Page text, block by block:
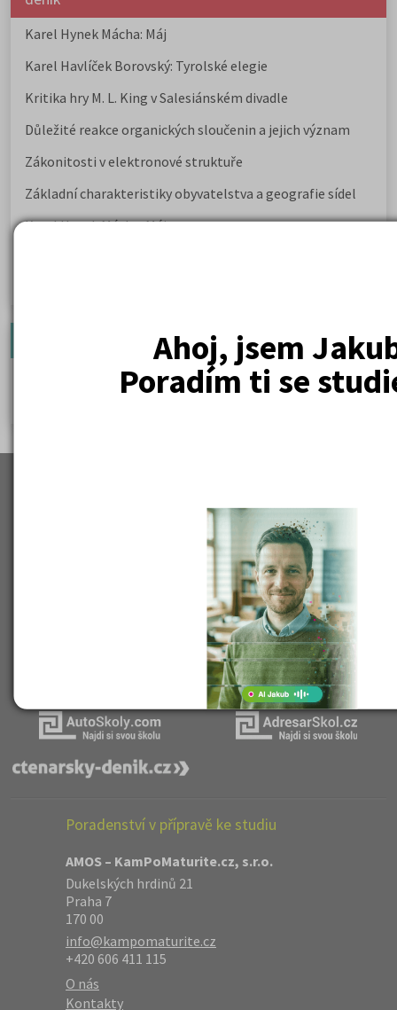
Ahoj, jsem
Poradím ti se
Karel Hynek Mácha: Máj
Karel Havlíček Borovský: Tyrolské elegie
Kritika hry M. L. King v Salesiánském divadle
Důležité reakce organických sloučenin a jejich význam
Zákonitosti v elektronové struktuře
Základní charakteristiky obyvatelstva a geografie sídel
Karel Hynek Mácha: Máj
Zaregistrujte se a dostávejte nejlepší nabídky jako první.
Poradenství v přípravě ke studiu
AMOS – KamPoMaturite.cz, s.r.o.
Dukelských hrdinů 21
Praha 7
170 00
info@kampomaturite.cz
+420 606 411 115
O nás
Kontakty